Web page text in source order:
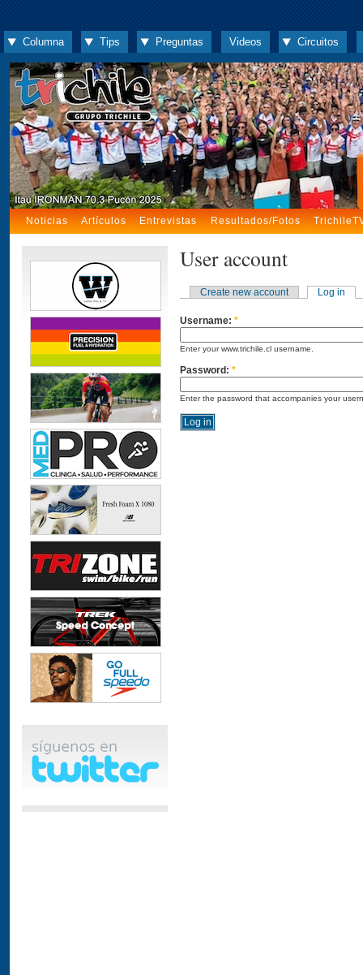
Columna Tips Preguntas Videos Circuitos
Noticias Artículos Entrevistas Resultados/Fotos
User account
Create new account Log in
Username: *
Enter your www.trichile.cl username.
Password: *
Enter the password that accompanies your